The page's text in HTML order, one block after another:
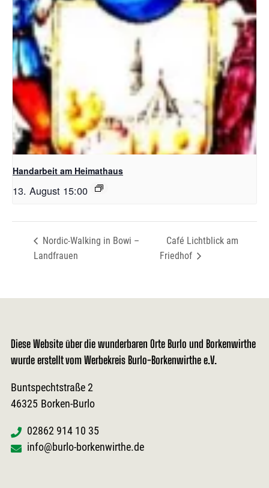
Handarbeit am Heimathaus
13. August 15:00
Nordic-Walking in Bowi –
Landfrauen
Café Lichtblick am
Friedhof
Diese Website über die wunderbaren Orte Burlo und Borkenwirthe
wurde erstellt vom Werbekreis Burlo-Borkenwirthe e.V.
Buntspechtstraße 2
46325 Borken-Burlo
02862 914 10 35
info@burlo-borkenwirthe.de